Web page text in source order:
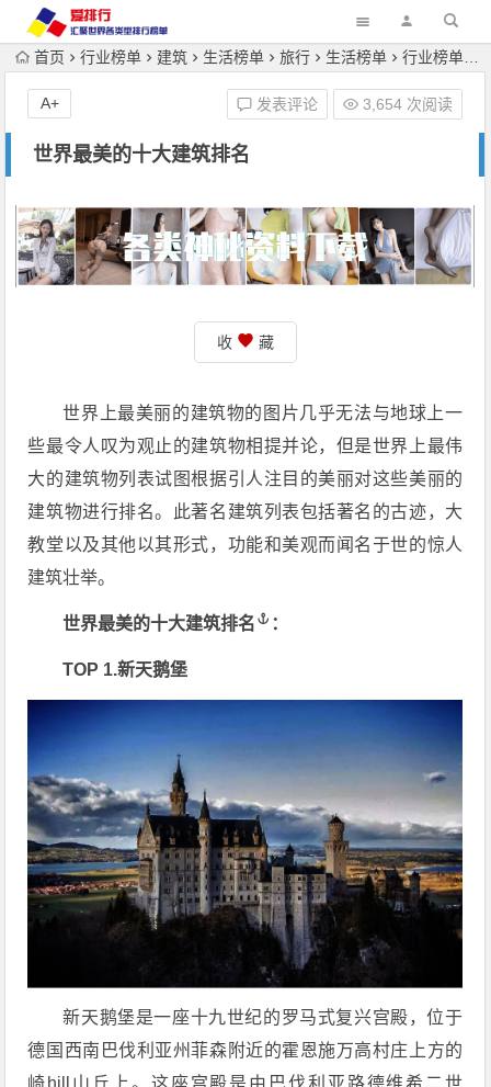
首页 行业榜单 建筑 生活榜单 旅行 生活榜单 行业榜单
世界最美的十大建筑排名
发表评论 3,654 次阅读
A+
收 藏
世界上最美丽的建筑物的图片几乎无法与地球上一
些最令人叹为观止的建筑物相提并论，但是世界上最伟
大的建筑物列表试图根据引人注目的美丽对这些美丽的
建筑物进行排名。此著名建筑列表包括著名的古迹，大
教堂以及其他以其形式，功能和美观而闻名于世的惊人
建筑壮举。
世界最美的十大建筑排名 ：
TOP 1.新天鹅堡
新天鹅堡是一座十九世纪的罗马式复兴宫殿，位于
德国西南巴伐利亚州菲森附近的霍恩施万高村庄上方的